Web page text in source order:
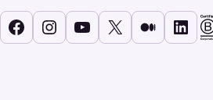
Facebook
Instagram
YouTube
X Medium